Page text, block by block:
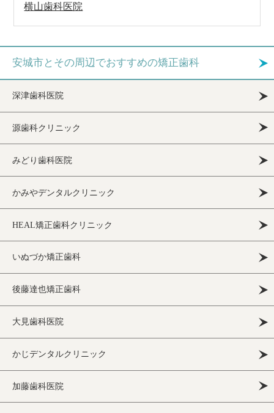
横山歯科医院
安城市とその周辺でおすすめの矯正歯科
深津歯科医院
源歯科クリニック
みどり歯科医院
かみやデンタルクリニック
HEAL矯正歯科クリニック
いぬづか矯正歯科
後藤達也矯正歯科
大見歯科医院
かじデンタルクリニック
加藤歯科医院